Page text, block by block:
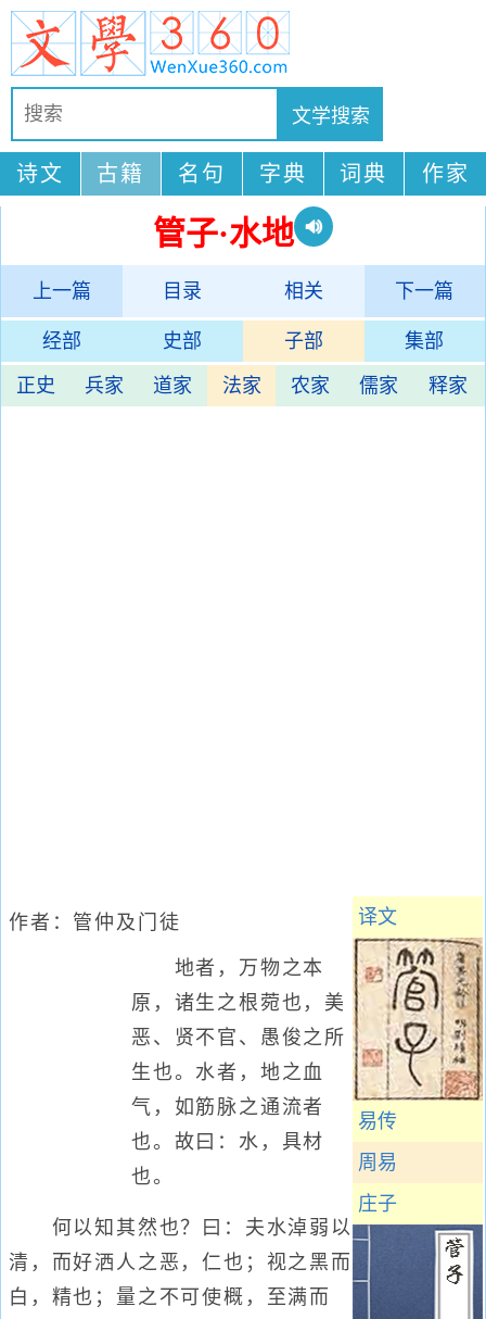
诗文 古籍 名句 字典 词典 作家
管子·水地
上一篇 目录 相关 下一篇
经部 史部 子部 集部
正史 兵家 道家 法家 农家 儒家 释家
译文
易传
周易
庄子
作者： 管仲及门徒
地者，万物之本
原，诸生之根菀也，美
恶、贤不官、愚俊之所
生也。水者，地之血
气，如筋脉之通流者
也。故曰：水，具材
也。
何以知其然也？曰：夫水淖弱以
清，而好洒人之恶，仁也；视之黑而
白，精也；量之不可使概，至满而